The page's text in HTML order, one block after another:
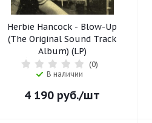
Herbie Hancock - Blow-Up
(The Original Sound Track
Album) (LP)
(0)
В наличии
4 190 руб./шт